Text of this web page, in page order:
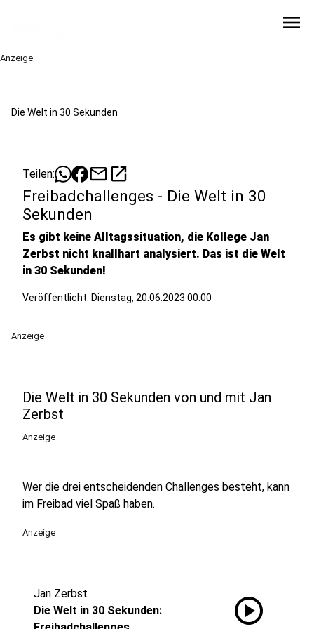
menu
Anzeige
Die Welt in 30 Sekunden
Teilen: mailopen_in_new
Freibadchallenges - Die Welt in 30
Sekunden
Es gibt keine Alltagssituation, die Kollege Jan
Zerbst nicht knallhart analysiert. Das ist die Welt
in 30 Sekunden!
Veröffentlicht: Dienstag, 20.06.2023 00:00
Anzeige
Die Welt in 30 Sekunden von und mit Jan
Zerbst
Anzeige
Wer die drei entscheidenden Challenges besteht, kann
im Freibad viel Spaß haben.
Anzeige
Jan Zerbst
Die Welt in 30 Sekunden:
play_circle